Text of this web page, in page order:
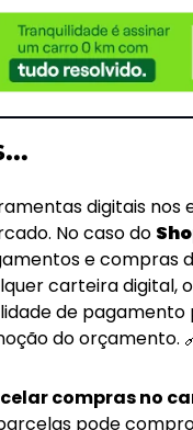
digitais
No caso do
e compras
carteira digital,
de pagamento
do orçamento.
compras no
pode